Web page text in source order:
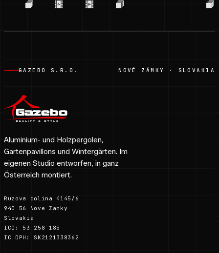
GAZEBO S.R.O. NOVÉ ZÁMKY · SLOVAKIA
Aluminium- und Holzpergolen,
Gartenpavillons und Wintergärten. Im
eigenen Studio entworfen, in ganz
Österreich montiert.
Ruzova dolina 4145/6
940 56 Nove Zamky
Slovakia
ICO: 53 258 185
IC DPH: SK2121338362